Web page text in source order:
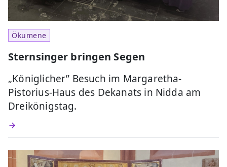
Ökumene
Sternsinger bringen Segen
„Königlicher” Besuch im Margaretha-
Pistorius-Haus des Dekanats in Nidda am
Dreikönigstag.